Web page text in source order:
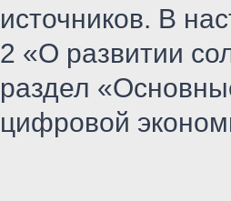
источников. В
2 «О развитии
раздел
цифровой